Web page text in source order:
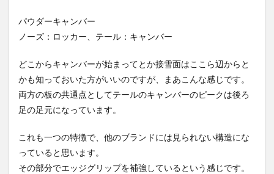
パウダーキャンバー
ノーズ：ロッカー、テール：キャンバー
どこからキャンバーが始まってとか接雪面はここら辺からと
かも知っておいた方がいいのですが、まあこんな感じです。
両方の板の共通点としてテールのキャンバーのピークは後ろ
足の足元になっています。
これも一つの特徴で、他のブランドには見られない構造にな
っていると思います。
その部分でエッジグリップを補強しているという感じです。